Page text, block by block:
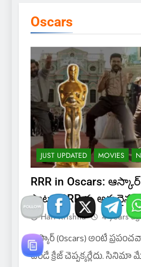
Oscars
JUST UPDATED MOVIES
RRR in Oscars:
పాట.. RRR కు అరుదైన
Hari Krishna 4 years
ఆస్కార్ (Oscars) అంటే
ఉండే క్రేజ్ చెప్పక్కర్లేదు. సినిమా